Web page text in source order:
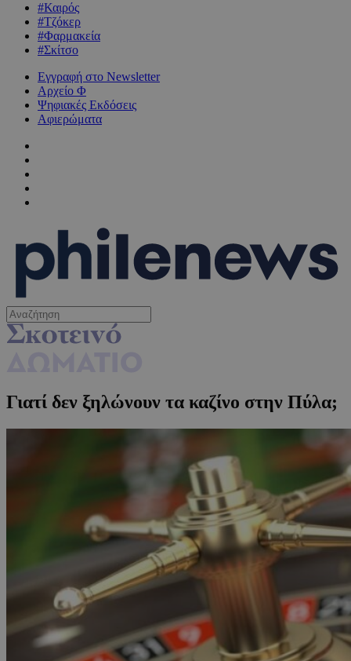
#Καιρός
#Τζόκερ
#Φαρμακεία
#Σκίτσο
Εγγραφή στο Newsletter
Αρχείο Φ
Ψηφιακές Εκδόσεις
Αφιερώματα
Γιατί δεν ξηλώνουν τα καζίνο στην Πύλα;